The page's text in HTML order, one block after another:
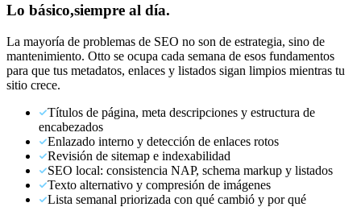
Lo básico,siempre al día.
La mayoría de problemas de SEO no son de estrategia, sino de
mantenimiento. Otto se ocupa cada semana de esos fundamentos
para que tus metadatos, enlaces y listados sigan limpios mientras tu
sitio crece.
Títulos de página, meta descripciones y estructura de
encabezados
Enlazado interno y detección de enlaces rotos
Revisión de sitemap e indexabilidad
SEO local: consistencia NAP, schema markup y listados
Texto alternativo y compresión de imágenes
Lista semanal priorizada con qué cambió y por qué